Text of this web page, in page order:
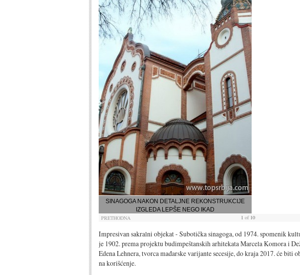
SINAGOGA NAKON DETALJNE REKONSTRUKCIJE
IZGLEDA LEPŠE NEGO IKAD
PRETHODNA 1 of 10
Impresivan sakralni objekat - Subotička sinagoga, od 1974. spomenik
je 1902. prema projektu budimpeštanskih arhitekata Marcela Komora i
Edena Lehnera, tvorca mađarske varijante secesije, do kraja 2017. će biti
na korišćenje.